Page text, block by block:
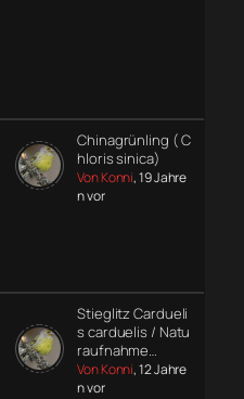
Chinagrünling ( C
hloris sinica)
Von Konni, 19 Jahre
n vor
Stieglitz Cardueli
s carduelis / Natu
raufnahme…
Von Konni, 12 Jahre
n vor